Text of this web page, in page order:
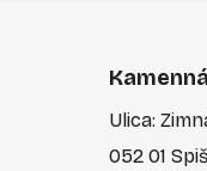
Ulica:
052 01